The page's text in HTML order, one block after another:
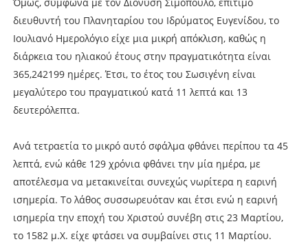
διευθυντή του Πλανηταρίου του Ιδρύματος Ευγενίδου, το
Ιουλιανό Ημερολόγιο είχε μια μικρή απόκλιση, καθώς η
διάρκεια του ηλιακού έτους στην πραγματικότητα είναι
365,242199 ημέρες. Έτσι, το έτος του Σωσιγένη είναι
μεγαλύτερο του πραγματικού κατά 11 λεπτά και 13
δευτερόλεπτα.
Ανά τετραετία το μικρό αυτό σφάλμα φθάνει περίπου τα 45
λεπτά, ενώ κάθε 129 χρόνια φθάνει την μία ημέρα, με
αποτέλεσμα να μετακινείται συνεχώς νωρίτερα η εαρινή
ισημερία. Το λάθος συσσωρευόταν και έτσι ενώ η εαρινή
ισημερία την εποχή του Χριστού συνέβη στις 23 Μαρτίου,
το 1582 μ.Χ. είχε φτάσει να συμβαίνει στις 11 Μαρτίου.